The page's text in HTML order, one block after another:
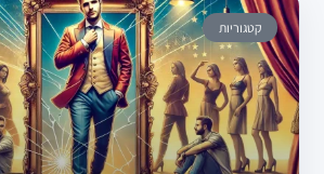
קטגוריות